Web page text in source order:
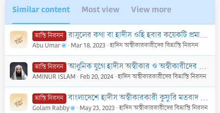
Similar content Most view View more
ভ্রান্তি নিরসন রাসূলের কথা বা হাদীস ওহি হবার কয়েকটি প্রমাণ - পর্ব ১
Abu Umar Mar 18, 2023 হাদিস অস্বীকারকারীদের বিভ্রান্তি নিরসন
ভ্রান্তি নিরসন আধুনিক যুগে হাদীস অস্বীকার ও অস্বীকারীদের কিছু জবাব
AMINUR ISLAM Feb 20, 2024 হাদিস অস্বীকারকারীদের বিভ্রান্তি নিরসন
ভ্রান্তি নিরসন বাংলাদেশে হাদীস অস্বীকারকারী কুফুরি মতবাদ প্রতিষ্ঠায় কাজ করে যাচ্ছে এমন ৫ জন ব্যক্তির পরিচয়
Golam Rabby May 23, 2023 হাদিস অস্বীকারকারীদের বিভ্রান্তি নিরসন